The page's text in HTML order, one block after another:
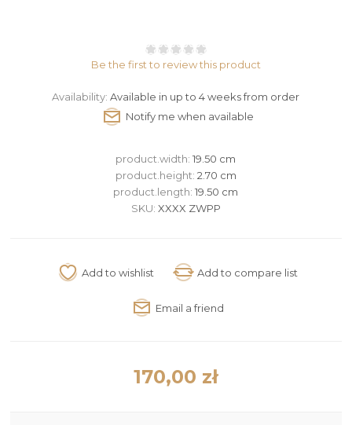
Be the first to review this product
Availability: Available in up to 4 weeks from order
product.width:19.50 cm
product.height: 2.70 cm
product.length:19.50 cm
SKU: XXXX ZWPP
170,00 zł